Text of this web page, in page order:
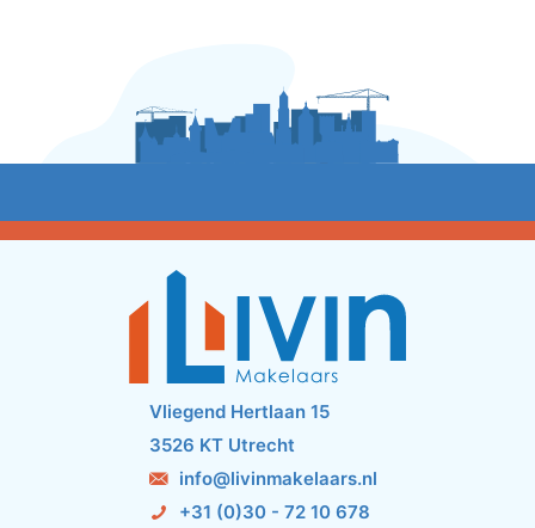
Vliegend Hertlaan 15
3526 KT Utrecht
info@livinmakelaars.nl
+31 (0)30 - 72 10 678